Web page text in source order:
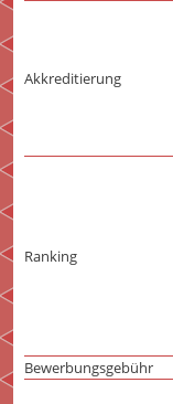
Akkreditierung
Ranking
Bewerbungsgebühr